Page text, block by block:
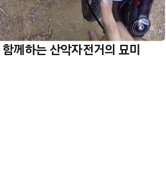
께하는 산악자전거의 묘미